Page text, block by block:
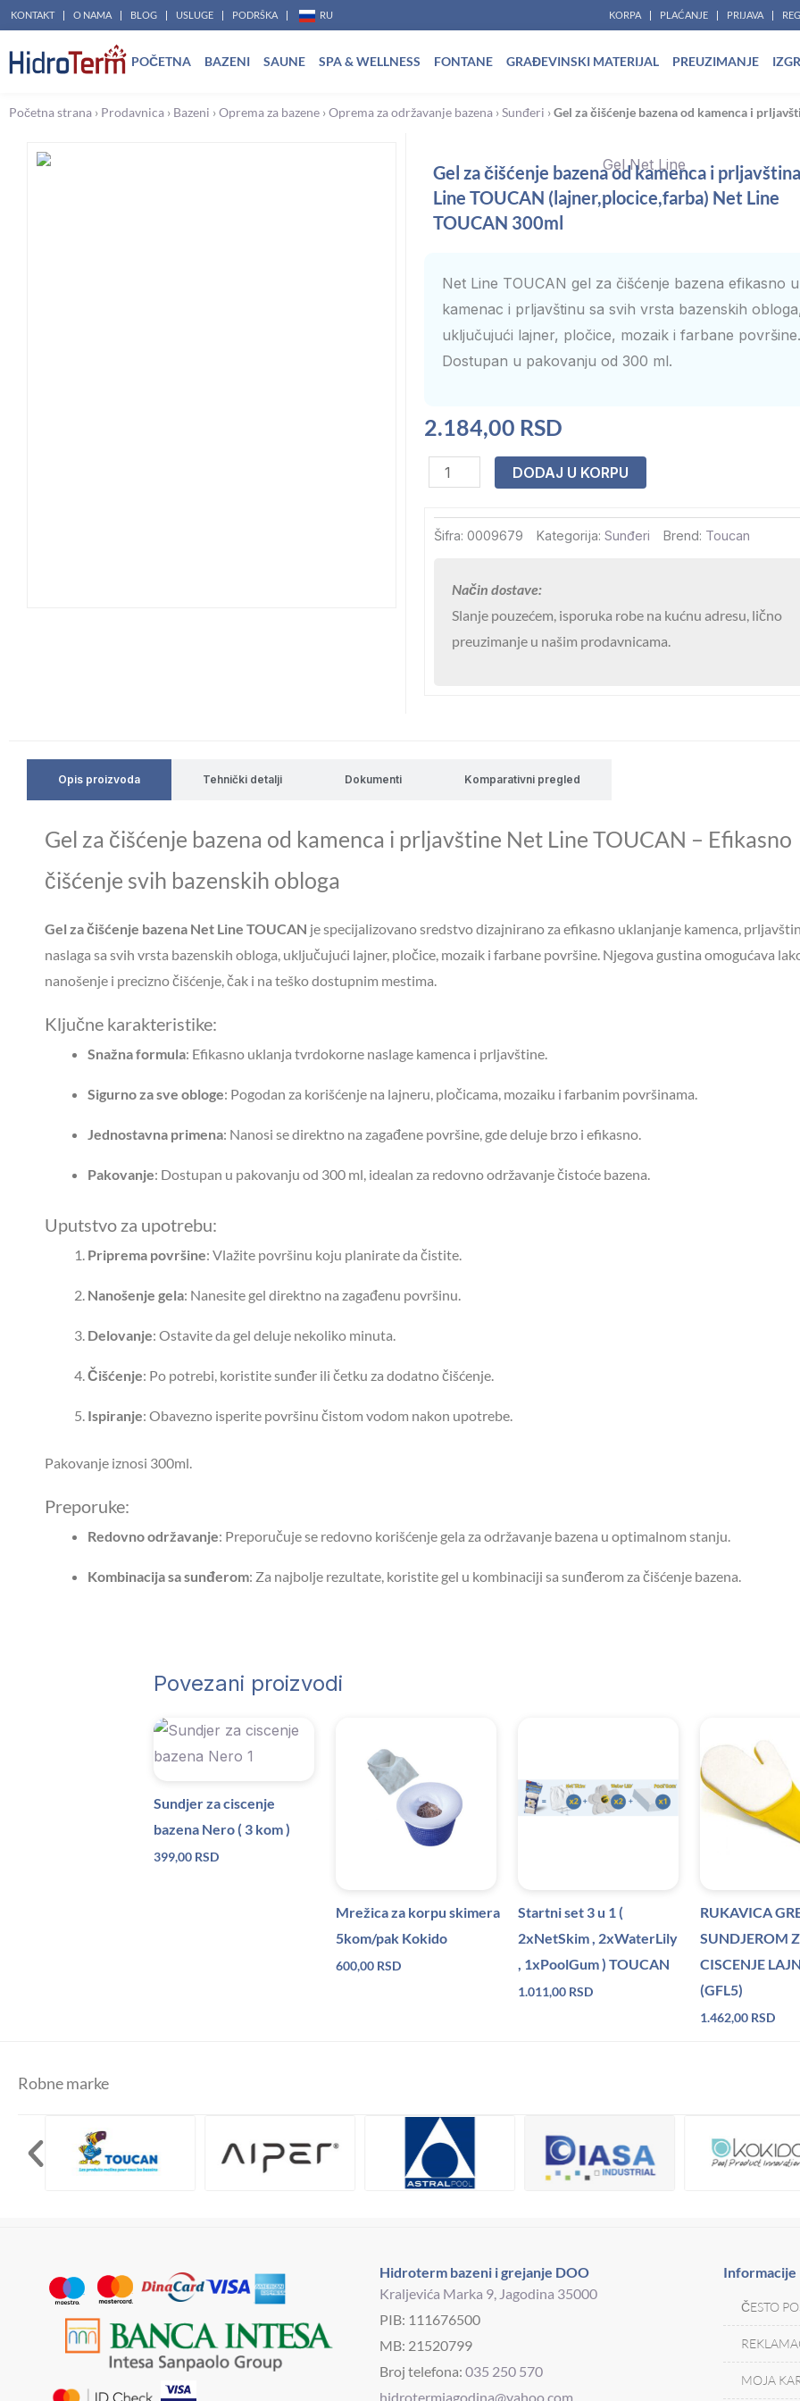
Pređi
sadržaj
KONTAKT O NAMA BLOG USLUGE PODRŠKA RU KORPA PLAĆANJE PRIJAVA
POČETNA BAZENI SAUNE SPA & WELLNESS FONTANE GRAĐEVINSKI MATERIJAL PREUZIMANJE
Početna strana › Prodavnica › Bazeni ›Oprema za bazene ›Oprema za održavanje bazena ›Sunđeri ›Gel za čišćenje bazena od kamenca i
Gel za čišćenje bazena od kamenca i
Line TOUCAN (lajner,plocice,farba) Net Line
TOUCAN 300ml
Net Line TOUCAN gel za čišćenje bazena efikasno
kamenac i prljavštinu sa svih vrsta bazenskih obloga,
uključujući lajner, pločice, mozaik i farbane površine.
Dostupan u pakovanju od 300 ml.
2.184,00 RSD
Gel
za
čišćenje
bazena
kamenca
prljavština
TOUCAN
300ml
DODAJ U KORPU
Šifra: 0009679 Kategorija: Sunđeri Brend: Toucan
Način dostave:
Slanje pouzećem, isporuka robe na kućnu adresu, lično
preuzimanje u našim prodavnicama.
Opis proizvoda Tehnički detalji Dokumenti Komparativni pregled
Gel za čišćenje bazena od kamenca i prljavštine Net Line TOUCAN – Efikasno
čišćenje svih bazenskih obloga
Gel za čišćenje bazena Net Line TOUCAN je specijalizovano sredstvo dizajnirano za efikasno uklanjanje kamenca,
naslaga sa svih vrsta bazenskih obloga, uključujući lajner, pločice, mozaik i farbane površine. Njegova gustina omogućava
nanošenje i precizno čišćenje, čak i na teško dostupnim mestima.
Ključne karakteristike:
Snažna formula: Efikasno uklanja tvrdokorne naslage kamenca i prljavštine.
Sigurno za sve obloge: Pogodan za korišćenje na lajneru, pločicama, mozaiku i farbanim površinama.
Jednostavna primena: Nanosi se direktno na zagađene površine, gde deluje brzo i efikasno.
Pakovanje: Dostupan u pakovanju od 300 ml, idealan za redovno održavanje čistoće bazena.
Uputstvo za upotrebu:
Priprema površine: Vlažite površinu koju planirate da čistite.
Nanošenje gela: Nanesite gel direktno na zagađenu površinu.
Delovanje: Ostavite da gel deluje nekoliko minuta.
Čišćenje: Po potrebi, koristite sunđer ili četku za dodatno čišćenje.
Ispiranje: Obavezno isperite površinu čistom vodom nakon upotrebe.
Pakovanje iznosi 300ml.
Preporuke:
Redovno održavanje: Preporučuje se redovno korišćenje gela za održavanje bazena u optimalnom stanju.
Kombinacija sa sunđerom: Za najbolje rezultate, koristite gel u kombinaciji sa sunđerom za čišćenje bazena.
Povezani proizvodi
Sundjer za ciscenje
bazena Nero ( 3 kom )
399,00 RSD
Mrežica za korpu skimera
5kom/pak Kokido
600,00 RSD
Startni set 3 u 1 (
2xNetSkim , 2xWaterLily
, 1xPoolGum ) TOUCAN
1.011,00 RSD
RUKAVICA
SUNDJEROM
CISCENJE
(GFL5)
1.462,00 RSD
Robne marke
Hidroterm bazeni i grejanje DOO
Kraljevića Marka 9, Jagodina 35000
PIB: 111676500
MB: 21520799
Broj telefona:035 250 570
hidrotermjagodina@yahoo.com
Informacije
ČESTO
MOJA